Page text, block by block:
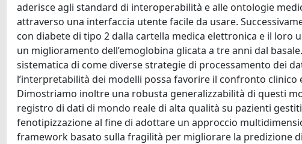
aderisce agli standard di interoperabilità e alle ontologie
attraverso una interfaccia utente facile da usare.
con diabete di tipo 2 dalla cartella medica elettronica e il
un miglioramento dell’emoglobina glicata a tre anni dal
sistematica di come diverse strategie di processamento dei
l’interpretabilità dei modelli possa favorire il confronto
Dimostriamo inoltre una robusta generalizzabilità di questi
registro di dati di mondo reale di alta qualità su pazienti
fenotipizzazione al fine di adottare un approccio
framework basato sulla fragilità per migliorare la predizione